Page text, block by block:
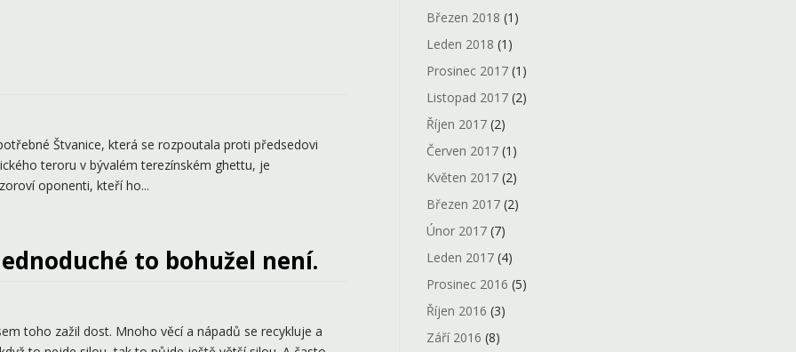
Štvanice, která se rozpoutala proti předsedovi
teroru v bývalém terezínském ghettu, je
oponenti, kteří ho...
to bohužel není.
toho zažil dost. Mnoho věcí a nápadů se recykluje a
Březen 2018 (1)
Leden 2018 (1)
Prosinec 2017(1)
Listopad 2017(2)
Říjen 2017(2)
Červen 2017(1)
Květen 2017(2)
Březen 2017(2)
Únor 2017(7)
Leden 2017(4)
Prosinec 2016 (5)
Říjen 2016 (3)
Září 2016 (8)